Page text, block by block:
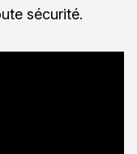
sécurité.